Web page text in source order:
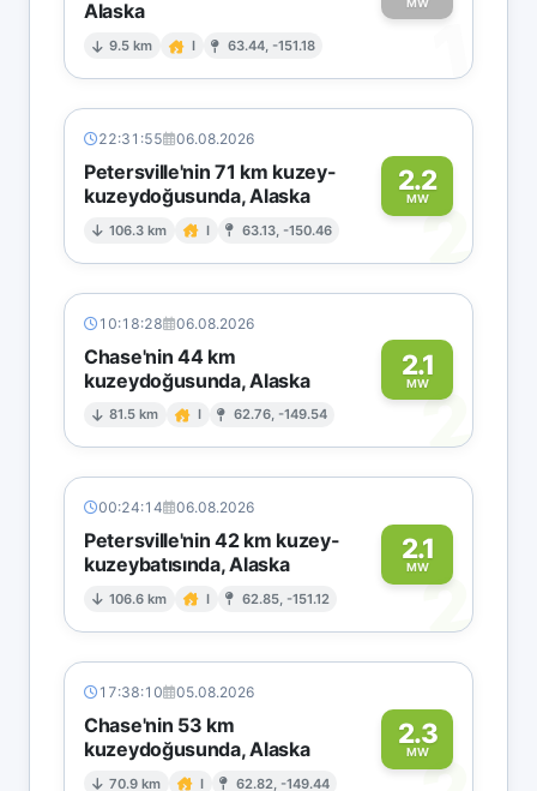
Alaska
9.5 km I 63.44, -151.18 1
22:31:55 06.08.2026
Petersville'nin 71 km kuzey-
kuzeydoğusunda, Alaska
106.3 km I 63.13, -150.46
2.2
MW2
10:18:28 06.08.2026
Chase'nin 44 km
kuzeydoğusunda, Alaska
81.5 km I 62.76, -149.54
2.1
MW2
00:24:14 06.08.2026
Petersville'nin 42 km kuzey-
kuzeybatısında, Alaska
106.6 km I 62.85, -151.12
2.1
MW
2
17:38:10 05.08.2026
Chase'nin 53 km
kuzeydoğusunda, Alaska
70.9 km I 62.82, -149.44
2.3
MW